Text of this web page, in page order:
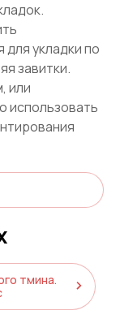
укладки по
завитки.
или
использовать
тмина.